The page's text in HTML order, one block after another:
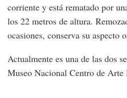
corriente y está rematado por
los 22 metros de altura.
ocasiones, conserva su aspecto
Actualmente es una de las dos
Museo Nacional Centro de Arte